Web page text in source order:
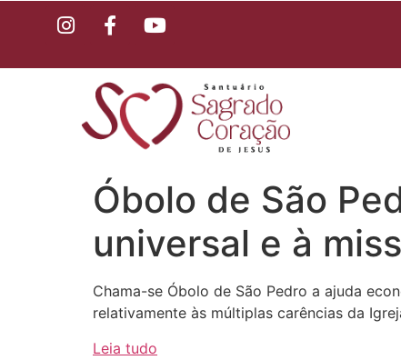
Óbolo de São
universal e à
Chama-se Óbolo de São Pedro a ajuda
relativamente às múltiplas carências da
Leia tudo